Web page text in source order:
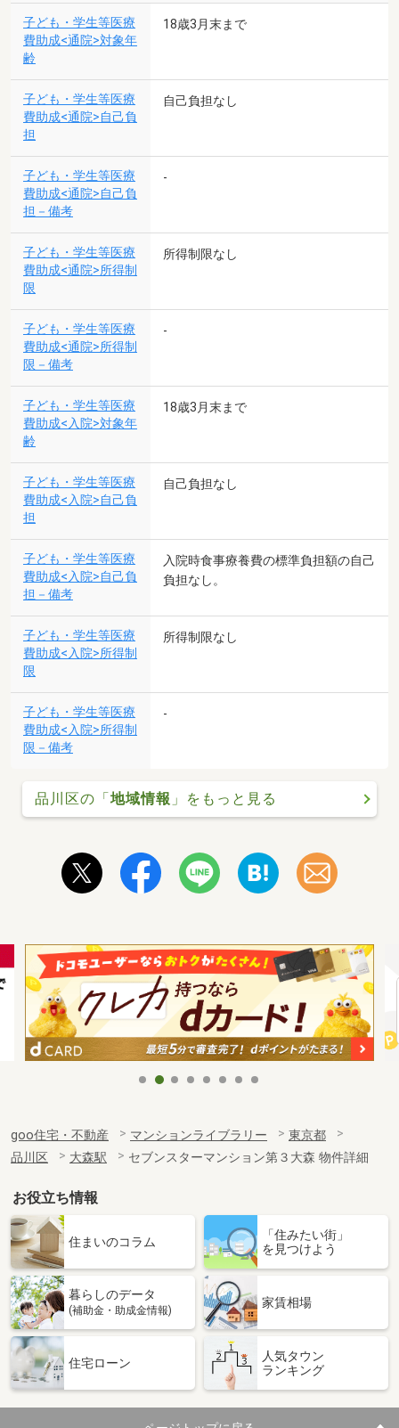
子ども・学生等医療
費助成<通院>対象年
齢
18歳3月末まで
子ども・学生等医療
費助成<通院>自己負
担
自己負担なし
子ども・学生等医療
費助成<通院>自己負
担－備考
-
子ども・学生等医療
費助成<通院>所得制
限
所得制限なし
子ども・学生等医療
費助成<通院>所得制
限－備考
-
子ども・学生等医療
費助成<入院>対象年
齢
18歳3月末まで
子ども・学生等医療
費助成<入院>自己負
担
自己負担なし
子ども・学生等医療
費助成<入院>自己負
担－備考
入院時食事療養費の標準負担額の自己
負担なし。
子ども・学生等医療
費助成<入院>所得制
限
所得制限なし
子ども・学生等医療
費助成<入院>所得制
限－備考
-
品川区の「地域情報 」をもっと見る
goo住宅・不動産 マンションライブラリー
東京都
品川区
大森駅 セブンスターマンション第３大森 物件詳細
お役立ち情報
住まいのコラム
「住みたい街」
を見つけよう
暮らしのデータ
(補助金・助成金情報)
家賃相場
住宅ローン
人気タウン
ランキング